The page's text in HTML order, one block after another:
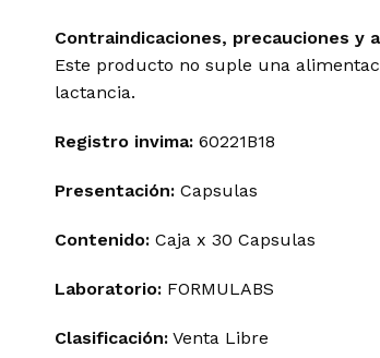
Contraindicaciones, precauciones y
Este producto no suple una
lactancia.
Registro invima: 60221B18
Presentación: Capsulas
Contenido: Caja x 30 Capsulas
Laboratorio: FORMULABS
Clasificación: Venta Libre